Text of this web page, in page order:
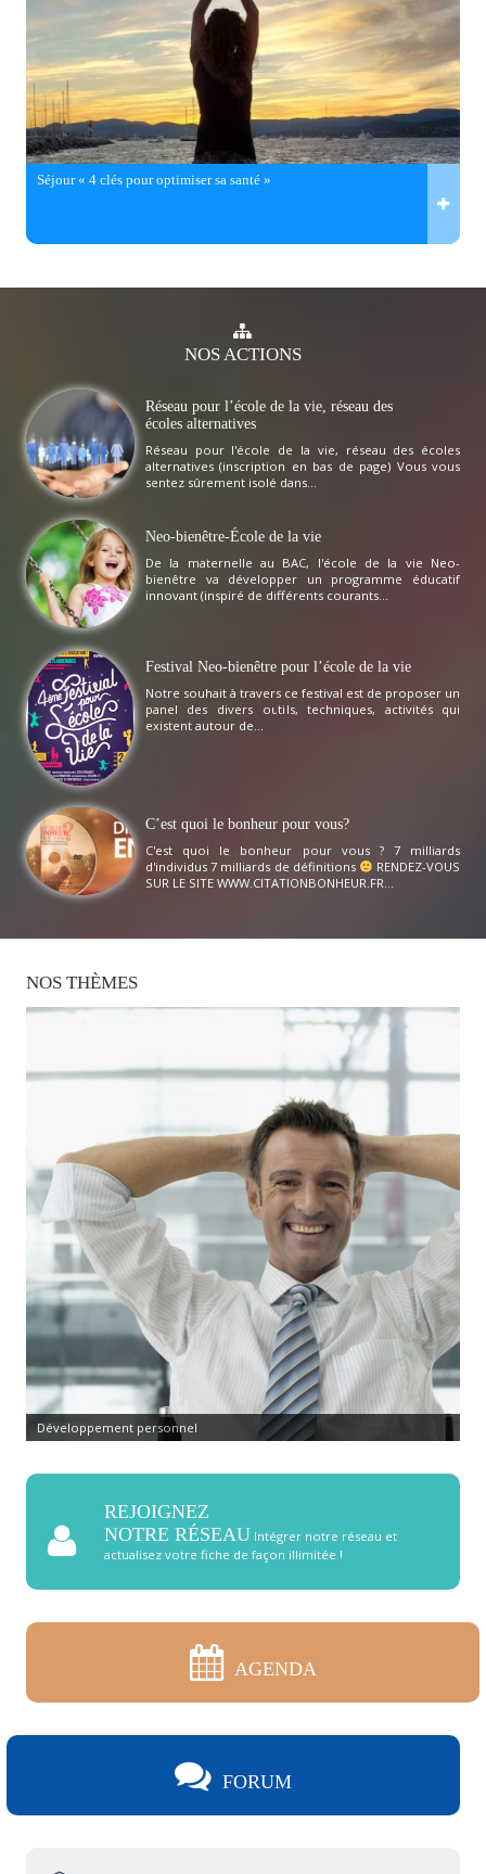
Séjour « 4 clés pour optimiser sa santé »
NOSACTIONS
Réseau pour l’école de la vie, réseau des
écoles alternatives
Réseau pour l'école de la vie, réseau des écoles
alternatives (inscription en bas de page) Vous vous
sentez sûrement isolé dans...
Neo-bienêtre-École de la vie
De la maternelle au BAC, l'école de la vie Neo-
bienêtre va développer un programme éducatif
innovant (inspiré de différents courants...
Festival Neo-bienêtre pour l’école de la vie
Notre souhait à travers ce festival est de proposer un
panel des divers outils, techniques, activités qui
existent autour de...
C’est quoi le bonheur pour vous?
C'est quoi le bonheur pour vous ? 7 milliards
d'individus 7 milliards de définitions
RENDEZ-VOUS
SUR LE SITE WWW.CITATIONBONHEUR.FR...
NOS THÈMES
Développement personnel
REJOIGNEZ
NOTRE RÉSEAU Intégrer notre réseau et
actualisez votre fiche de façon illimitée !
AGENDA
FORUM